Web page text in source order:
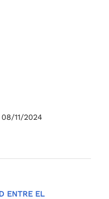
08/11/2024
ENTRE EL